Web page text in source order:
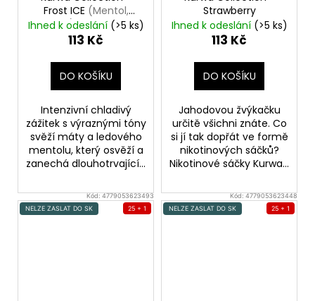
Frost ICE (Mentol,
Máta) Nikotinové
sáčky
Ihned k odeslání (>5 ks)
113 Kč
DO KOŠÍKU
Intenzivní chladivý
zážitek s výraznými tóny
svěží máty a ledového
mentolu, který osvěží a
zanechá dlouhotrvající...
Strawberry
Ihned k odeslání (>5 ks)
113 Kč
DO KOŠÍKU
Jahodovou žvýkačku
určitě všichni znáte. Co
si jí tak dopřát ve formě
nikotinových sáčků?
Nikotinové sáčky Kurwa...
Kód:4779053623493
NELZE ZASLAT DO SK
25 + 1
Kód:4779053623448
NELZE ZASLAT DO SK
25 + 1